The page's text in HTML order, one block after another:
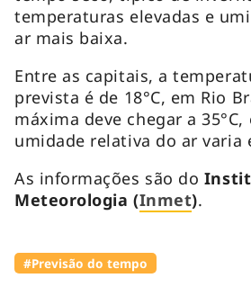
temperaturas elevadas e
ar mais baixa.
Entre as capitais, a
prevista é de 18°C, em Rio
máxima deve chegar a 35°C,
umidade relativa do ar varia
As informações são do
Meteorologia (Inmet).
#Previsão do tempo